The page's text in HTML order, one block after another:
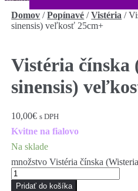
Domov /Popínavé /Vistéria /
sinensis) veľkosť 25cm+
Vistéria čínska
sinensis)
10,00€ s DPH
Kvitne na fialovo
Na sklade
množstvo Vistéria čínska
Pridať do košíka